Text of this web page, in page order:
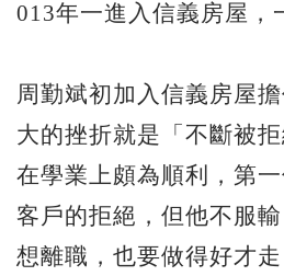
013年一進入信義房屋，
周勤斌初加入信義房屋
大的挫折就是「不斷被
在學業上頗為順利，第
客戶的拒絕，但他不服
想離職，也要做得好才